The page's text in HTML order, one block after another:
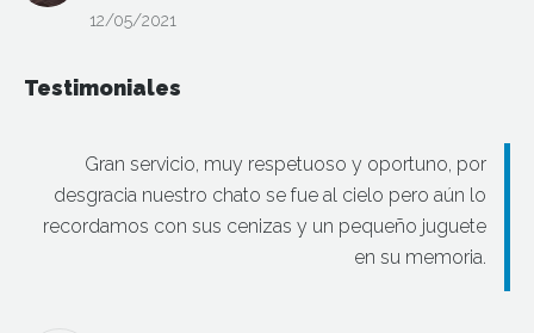
12/05/2021
Testimoniales
Gran servicio, muy respetuoso y oportuno, por
desgracia nuestro chato se fue al cielo pero aún lo
recordamos con sus cenizas y un pequeño juguete
en su memoria.